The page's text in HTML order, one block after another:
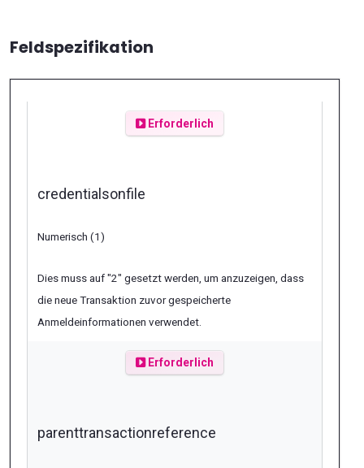
Feldspezifikation
Erforderlich
credentialsonfile
Numerisch (1)
Dies muss auf "2" gesetzt werden, um anzuzeigen, dass
die neue Transaktion zuvor gespeicherte
Anmeldeinformationen verwendet.
Erforderlich
parenttransactionreference